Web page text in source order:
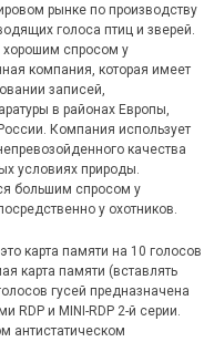
рынке по производству
голоса птиц и зверей.
хорошим спросом у
компания, которая имеет
записей,
в районах Европы,
Компания использует
качества
условиях природы.
большим спросом у
у охотников.
карта памяти на 10 голосов
карта памяти (вставлять
гусей предназначена
RDP и MINI-RDP 2-й серии.
антистатическом